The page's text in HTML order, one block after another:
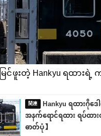
င်ဖူးတဲ့ Hankyu ရထာ
Hankyu ရထားဂို
အနက်ရောင်ရထား ရပ်ထာ
ဓာတ်ပုံ】